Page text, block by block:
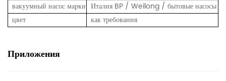
вакуумный насос марки Италия BP / Weilong / бытовые насосы
цвет
как требования
Приложения